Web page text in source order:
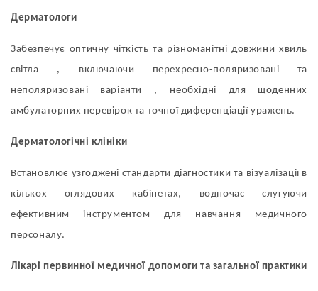
Дерматологи
Забезпечує оптичну чіткість та різноманітні довжини хвиль
світла ,
включаючи перехресно-поляризовані та
неполяризовані варіанти , необхідні для щоденних
амбулаторних перевірок та точної диференціації уражень.
Дерматологічні клініки
Встановлює узгоджені стандарти діагностики та візуалізації в
кількох оглядових кабінетах, водночас слугуючи
ефективним інструментом для навчання медичного
персоналу.
Лікарі первинної медичної допомоги та загальної практики